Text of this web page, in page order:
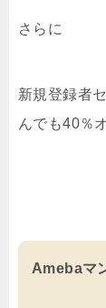
さらに
新規登録者
んでも40％
Amebaマ